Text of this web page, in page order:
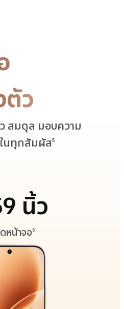
ว
สมดุล มอบความ
นทุกสัมผัส5
นิ้ว
หน้าจอ5